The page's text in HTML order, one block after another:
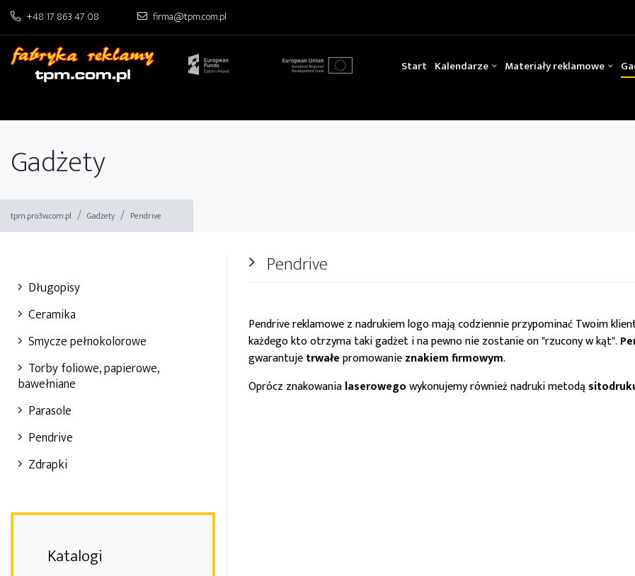
+48 17 863 47 08 firma@tpm.com.pl
Drukarnia TPM Start Kalendarze Materiały reklamowe
Gadżety
tpm.pro3w.com.pl Gadżety Pendrive
Długopisy
Ceramika
Smycze pełnokolorowe
Torby foliowe, papierowe,
bawełniane
Parasole
Pendrive
Zdrapki
Katalogi
Pendrive
Pendrive reklamowe z nadrukiem logo mają codziennie przypominać Twoim
każdego kto otrzyma taki gadżet i na pewno nie zostanie on "rzucony w kąt".
gwarantujetrwałepromowanieznakiem firmowym.
Oprócz znakowanialaserowegowykonujemy również nadruki metodą